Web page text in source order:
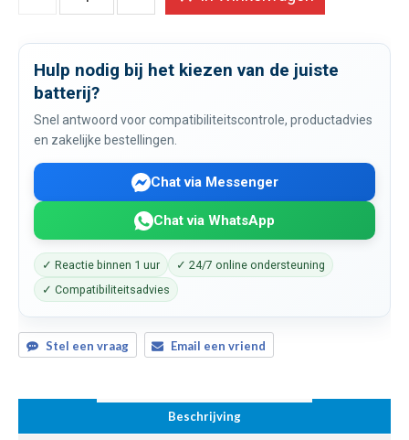
Hulp nodig bij het kiezen van de juiste
batterij?
Snel antwoord voor compatibiliteitscontrole, productadvies
en zakelijke bestellingen.
Chat via Messenger
Chat via WhatsApp
✓ Reactie binnen 1 uur
✓ 24/7 online ondersteuning
✓ Compatibiliteitsadvies
Stel een vraag Email een vriend
Beschrijving